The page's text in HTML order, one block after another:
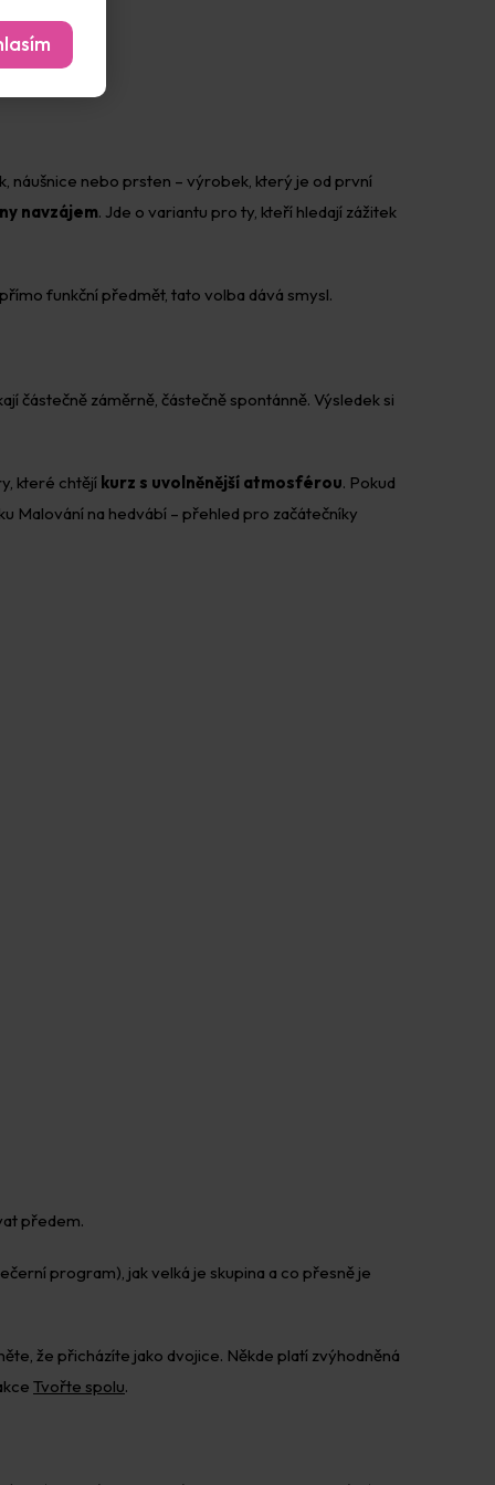
náušnice nebo prsten – výrobek, který je od první
navzájem. Jde o variantu pro ty, kteří hledají zážitek
funkční předmět, tato volba dává smysl.
částečně záměrně, částečně spontánně. Výsledek si
které chtějí kurz s uvolněnější atmosférou. Pokud
Malování na hedvábí – přehled pro začátečníky
předem.
program), jak velká je skupina a co přesně je
že přicházíte jako dvojice. Někde platí zvýhodněná
Tvořte spolu.